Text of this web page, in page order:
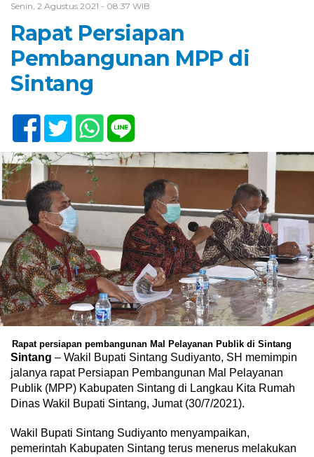
Senin, 2 Agustus 2021 - 08:37 WIB
Rapat Persiapan
Pembangunan MPP di
Sintang
Rapat persiapan pembangunan Mal Pelayanan Publik di Sintang
Sintang – Wakil Bupati Sintang Sudiyanto, SH memimpin
jalanya rapat Persiapan Pembangunan Mal Pelayanan
Publik (MPP) Kabupaten Sintang di Langkau Kita Rumah
Dinas Wakil Bupati Sintang, Jumat (30/7/2021).
Wakil Bupati Sintang Sudiyanto menyampaikan,
pemerintah Kabupaten Sintang terus menerus melakukan